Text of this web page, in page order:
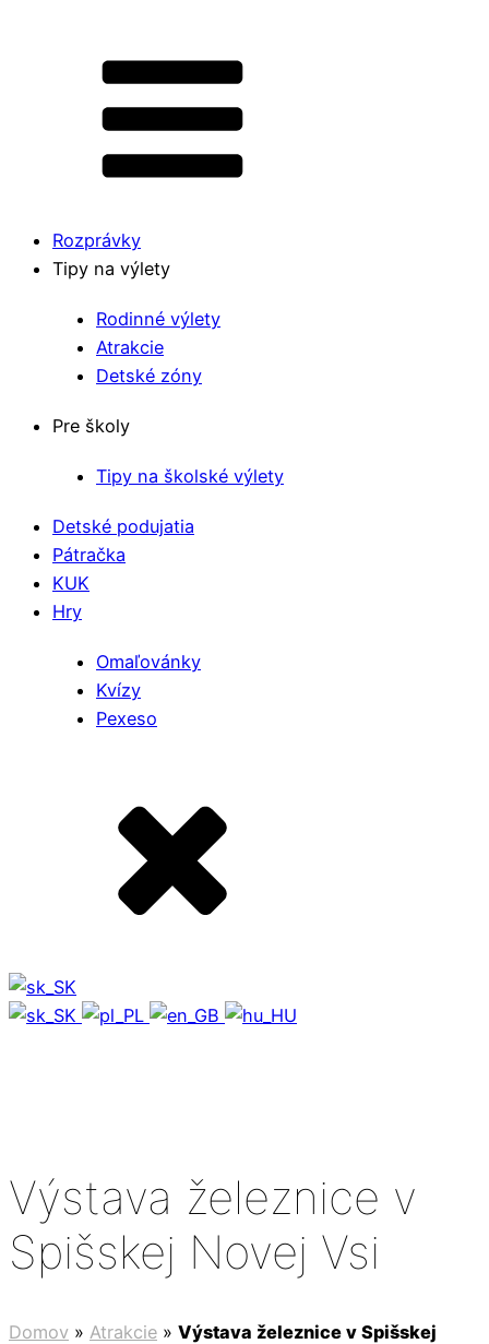
Rozprávky
Tipy na výlety
Rodinné výlety
Atrakcie
Detské zóny
Pre školy
Tipy na školské výlety
Detské podujatia
Pátračka
KUK
Hry
Omaľovánky
Kvízy
Pexeso
Výstava železnice v
Spišskej Novej Vsi
Domov » Atrakcie » Výstava železnice v Spišskej